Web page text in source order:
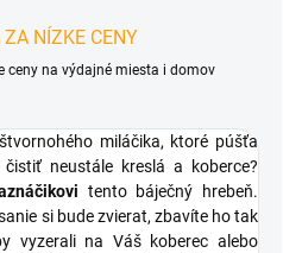
ZA NÍZKE CENY
ceny na výdajné miesta i domov
miláčika, ktoré púšťa
neustále kreslá a koberce?
tento báječný hrebeň.
si bude zvierat, zbavíte ho tak
vyzerali na Váš koberec alebo